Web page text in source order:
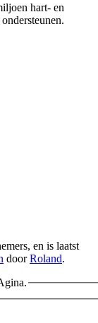
hart- en
en is laatst
doorRoland.